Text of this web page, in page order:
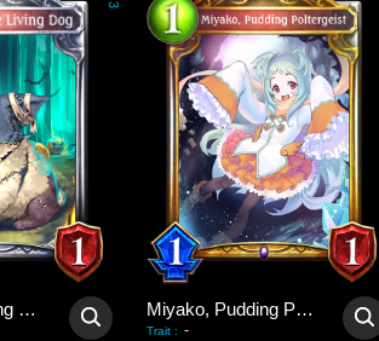
3
Night of the Living Dog Miyako, Pudding Poltergeist
Trait : -